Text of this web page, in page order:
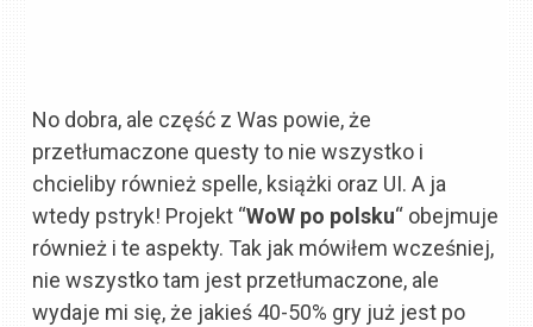
No dobra, ale część z Was powie, że
przetłumaczone questy to nie wszystko i
chcieliby również spelle, książki oraz UI. A ja
wtedy pstryk! Projekt “WoW po polsku“ obejmuje
również i te aspekty. Tak jak mówiłem wcześniej,
nie wszystko tam jest przetłumaczone, ale
wydaje mi się, że jakieś 40-50% gry już jest po